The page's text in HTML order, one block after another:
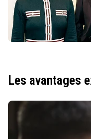
Les avantages